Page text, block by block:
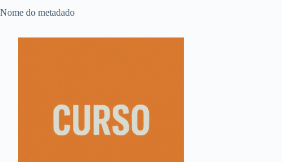
Nome do metadado